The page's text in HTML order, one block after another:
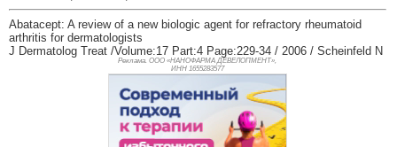
Abatacept: A review of a new biologic agent for refractory rheumatoid
arthritis for dermatologists
J Dermatolog Treat /Volume:17 Part:4 Page:229-34 / 2006 / Scheinfeld N
Реклама. ООО «НАНОФАРМА ДЕВЕЛОПМЕНТ»,
ИНН 1655283577